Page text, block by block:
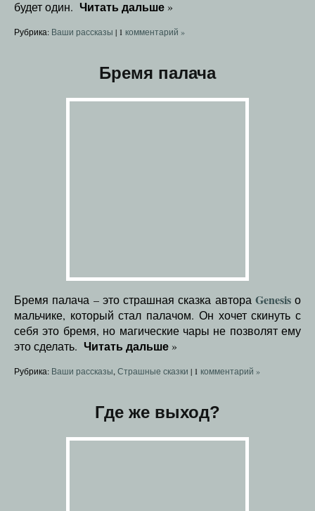
будет один. Читать дальше »
Рубрика: Ваши рассказы | 1 комментарий »
Бремя палача
Бремя палача – это страшная сказка автора Genesisо
мальчике, который стал палачом. Он хочет скинуть с
себя это бремя, но магические чары не позволят ему
это сделать. Читать дальше »
Рубрика: Ваши рассказы,Страшные сказки | 1 комментарий »
Где же выход?